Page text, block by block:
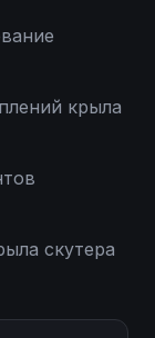
крыла
скутера